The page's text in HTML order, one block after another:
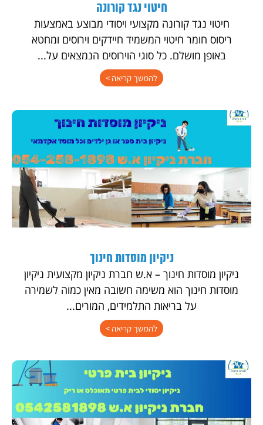
חיטוי נגד קורונה
חיטוי נגד קורונה מקצועי ויסודי מבוצע באמצעות
ריסוס חומר חיטוי המשמיד חיידקים וירוסים ומחטא
באופן מושלם. כל סוגי הוירוסים הנמצאים על...
להמשך קריאה >
ניקיון מוסדות חינוך
ניקיון מוסדות חינוך – א.ש חברת ניקיון מקצועית ניקיון
מוסדות חינוך הוא משימה חשובה מאין כמוה לשמירה
על בריאות התלמידים, המורים...
להמשך קריאה >